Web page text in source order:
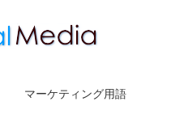
マーケティング用語